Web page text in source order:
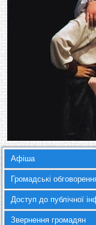
Афіша
Громадські
Доступ до публічної
Звернення громадян